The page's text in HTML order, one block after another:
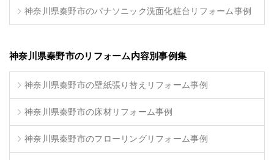
神奈川県秦野市のパナソニック洗面化粧台リフォーム事例
神奈川県秦野市のリフォーム内容別事例集
神奈川県秦野市の壁紙張り替えリフォーム事例
神奈川県秦野市の床材リフォーム事例
神奈川県秦野市のフローリングリフォーム事例